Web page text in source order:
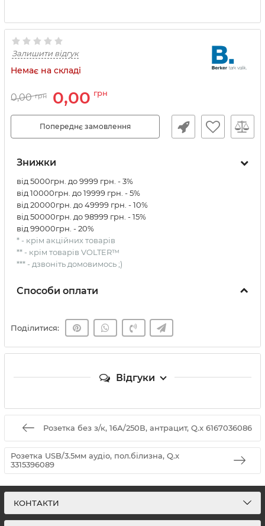
Залишити відгук
Немає на складі
0,00 грн 0,00 грн
Попереднє замовлення
Знижки
від 5000грн. до 9999 грн. - 3%
від 10000грн. до 19999 грн. - 5%
від 20000грн. до 49999 грн. - 10%
від 50000грн. до 98999 грн. - 15%
від 99000грн. - 20%
* - крім акційних товарів
** - крім товарів VOLTER™
*** - дзвоніть домовимось ;)
Способи оплати
Поділитися:
Відгуки
Розетка без з/к, 16А/250В, антрацит, Q.x 6167036086
Розетка USB/3.5мм аудіо, пол.білизна, Q.x
3315396089
КОНТАКТИ